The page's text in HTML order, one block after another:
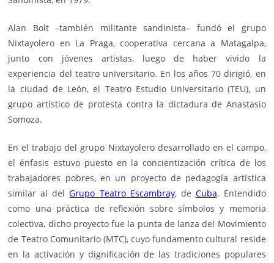
Alan Bolt –también militante sandinista– fundó el grupo
Nixtayolero en La Praga, cooperativa cercana a Matagalpa,
junto con jóvenes artistas, luego de haber vivido la
experiencia del teatro universitario. En los años 70 dirigió, en
la ciudad de León, el Teatro Estudio Universitario (TEU), un
grupo artístico de protesta contra la dictadura de Anastasio
Somoza.
En el trabajo del grupo Nixtayolero desarrollado en el campo,
el énfasis estuvo puesto en la concientización crítica de los
trabajadores pobres, en un proyecto de pedagogía artística
similar al delGrupo Teatro Escambray, de Cuba. Entendido
como una práctica de reflexión sobre símbolos y memoria
colectiva, dicho proyecto fue la punta de lanza del Movimiento
de Teatro Comunitario (MTC), cuyo fundamento cultural reside
en la activación y dignificación de las tradiciones populares